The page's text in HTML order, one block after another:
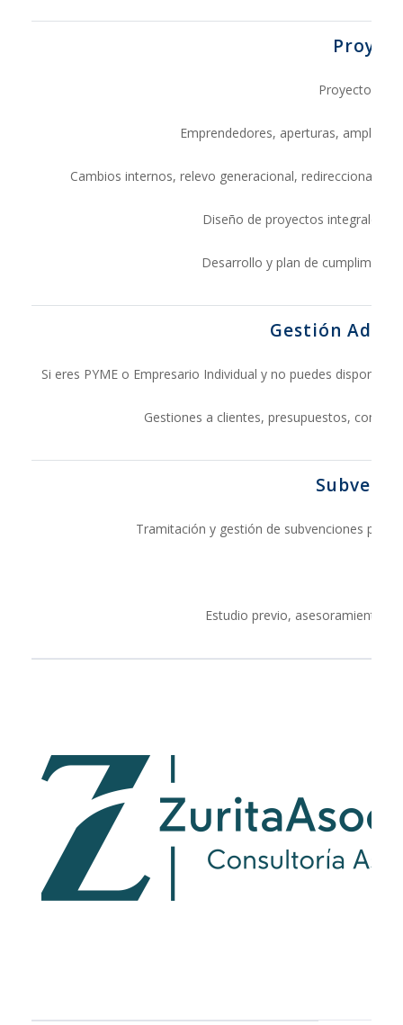
Proyectos a
Emprendedores, aperturas,
Cambios internos, relevo generacional,
Diseño de proyectos integrales a
Desarrollo y plan de
Gestión
Si eres PYME o Empresario Individual y no puedes disponer
Gestiones a clientes, presupuestos,
Tramitación y gestión de subvenciones para
Estudio previo, asesoramiento,